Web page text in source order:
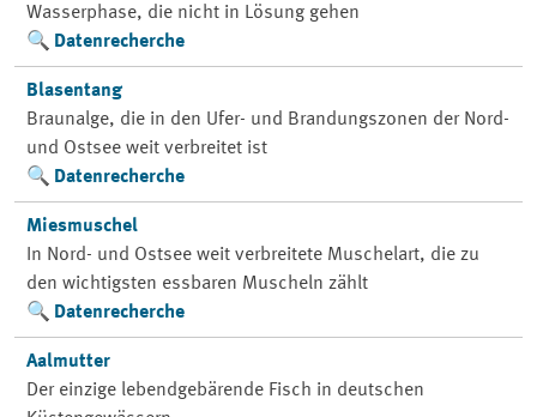
Wasserphase, die nicht in Lösung gehen
Datenrecherche
Blasentang
Braunalge, die in den Ufer- und Brandungszonen der Nord-
und Ostsee weit verbreitet ist
Datenrecherche
Miesmuschel
In Nord- und Ostsee weit verbreitete Muschelart, die zu
den wichtigsten essbaren Muscheln zählt
Datenrecherche
Aalmutter
Der einzige lebendgebärende Fisch in deutschen